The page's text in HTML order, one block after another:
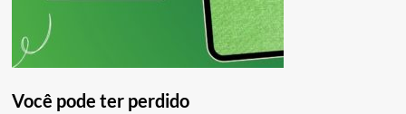
Você pode ter perdido